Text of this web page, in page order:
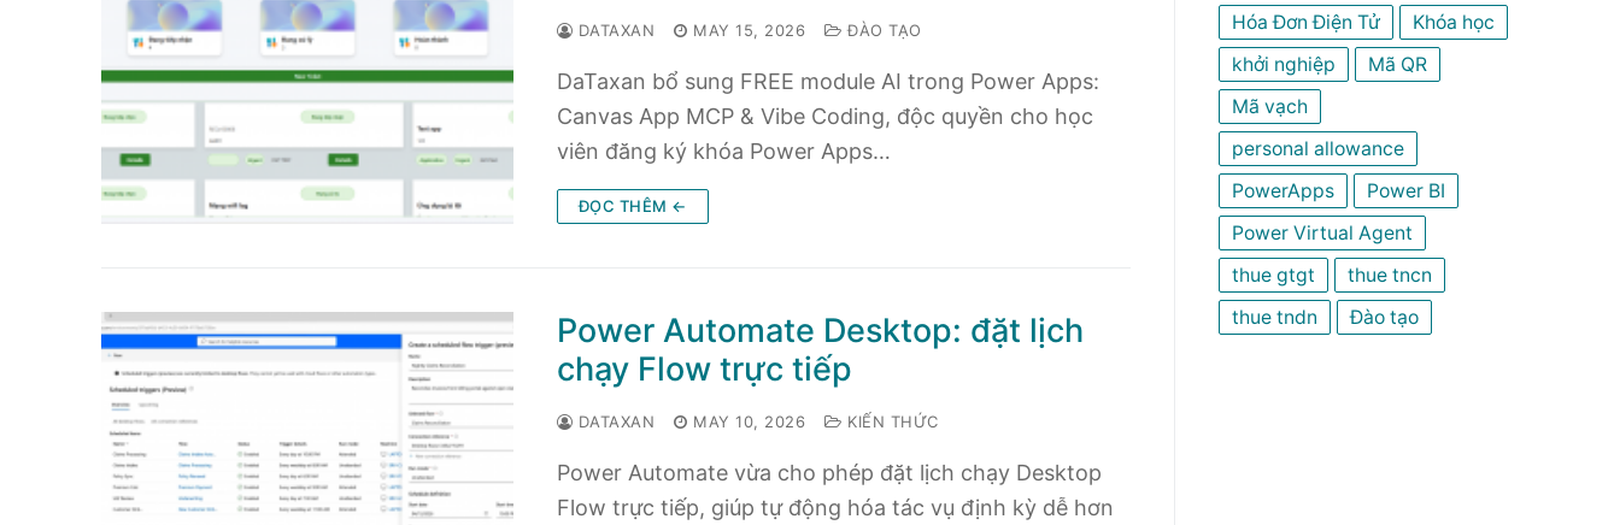
DATAXAN MAY 15, 2026 ĐÀO TẠO
DaTaxan bổ sung FREE module AI trong Power Apps:
Canvas App MCP & Vibe Coding, độc quyền cho học
viên đăng ký khóa Power Apps…
ĐỌC THÊM ←
Power Automate Desktop: đặt lịch
chạy Flow trực tiếp
DATAXAN MAY 10, 2026 KIẾN THỨC
Power Automate vừa cho phép đặt lịch chạy Desktop
Flow trực tiếp, giúp tự động hóa tác vụ định kỳ dễ hơn
Hóa Đơn Điện Tử
Khóa học
khởi nghiệp
Mã QR
Mã vạch
personal allowance
PowerApps
Power BI
Power Virtual Agent
thue gtgt
thue tncn
thue tndn
Đào tạo